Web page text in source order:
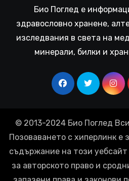
Био Поглед е
здравословно хранене,
изследвания в света на
минерали, билки и
© 2013-2024 Био Поглед
Позоваването с хиперлинк
съдържание на този
за авторското право и